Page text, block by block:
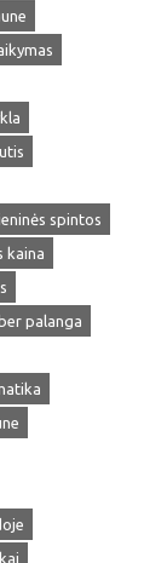
spintos
kaina
palanga